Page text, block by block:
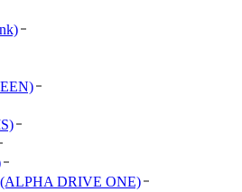
DRIVE ONE)